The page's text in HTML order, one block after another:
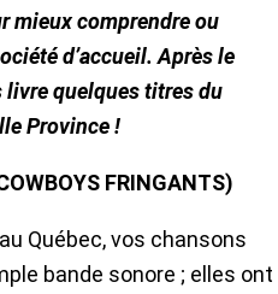
mieux comprendre ou
d’accueil. Après le
livre quelques titres du
Province !
FRINGANTS)
Québec, vos chansons
bande sonore ; elles ont